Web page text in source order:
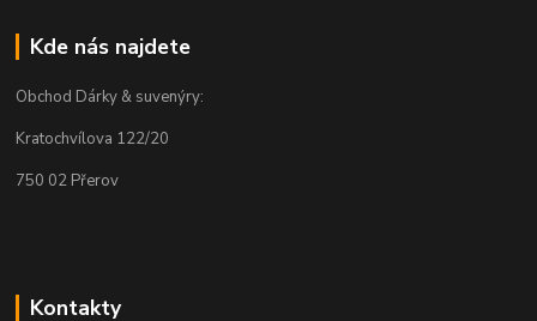
Kde nás najdete
Obchod Dárky & suvenýry:
Kratochvílova 122/20
750 02 Přerov
Kontakty